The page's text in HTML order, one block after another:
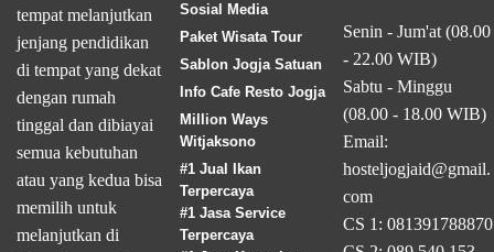
tempat melanjutkan
jenjang pendidikan
di tempat yang dekat
dengan rumah
tinggal dan dibiayai
semua kebutuhan
atau yang kedua bisa
memilih untuk
melanjutkan di
Sosial Media
Paket Wisata Tour
Sablon Jogja Satuan
Info Cafe Resto Jogja
Million Ways
Witjaksono
#1 Jual Ikan
Terpercaya
#1 Jasa Service
Terpercaya
Senin - Jum'at (08.00
- 22.00 WIB)
Sabtu - Minggu
(08.00 - 18.00 WIB)
Email:
hosteljogjaid@gmail.
com
CS 1: 081391788870